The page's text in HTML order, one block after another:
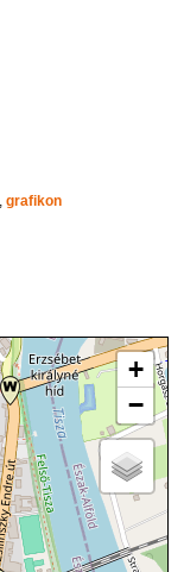
,grafikon
+
−